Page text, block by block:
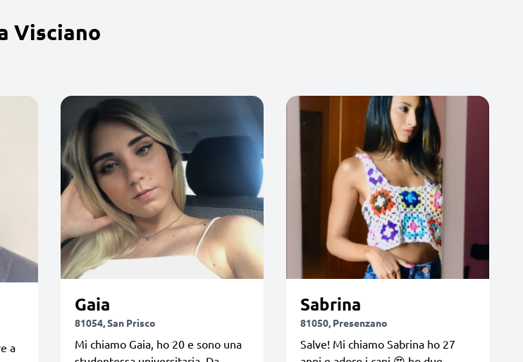
Visciano
a
Gaia
81054, San Prisco
Mi chiamo Gaia, ho 20 e sono una
Sabrina
81050, Presenzano
Salve! Mi chiamo Sabrina ho 27